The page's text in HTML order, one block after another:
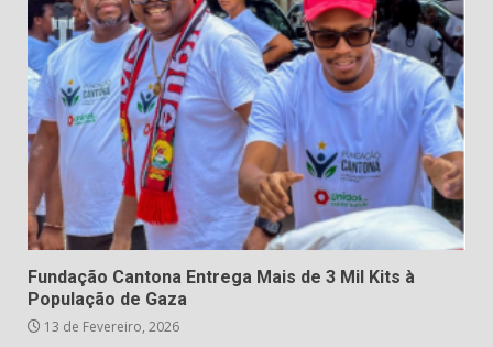
Fundação Cantona Entrega Mais de 3 Mil Kits à
População de Gaza
13 de Fevereiro, 2026